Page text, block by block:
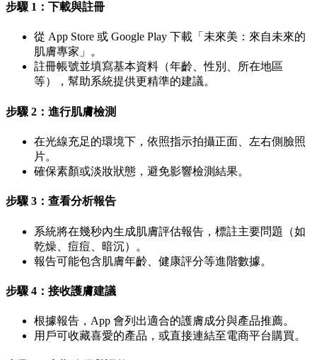
步驟 1：下載與註冊
從 App Store 或 Google Play 下載「未來美：來自未來的
肌膚專家」。
註冊帳號並填寫基本資料（年齡、性別、所在地區
等），幫助系統提供更精準的建議。
步驟 2：進行肌膚檢測
在光線充足的環境下，依照指示拍攝正面、左右側臉照
片。
確保素顏或淡妝狀態，避免影響檢測結果。
步驟 3：查看分析報告
系統將在幾秒內生成肌膚評估報告，標註主要問題（如
乾燥、痘痘、暗沉）。
報告可能包含肌膚年齡、健康評分等進階數據。
步驟 4：接收護膚建議
根據報告，App 會列出適合的護膚成分與產品推薦。
用戶可收藏喜愛的產品，或直接連結至電商平台購買。